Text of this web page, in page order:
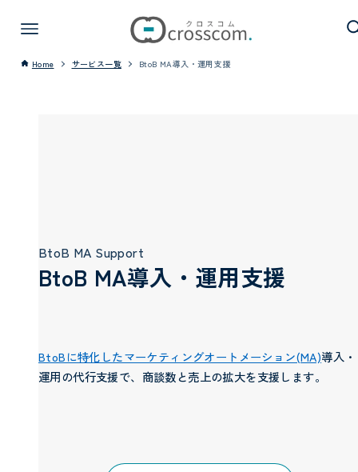
Home サービス一覧 BtoB MA導入・運用支援
BtoB MA Support
BtoB MA導入・運用支援
BtoBに特化したマーケティングオートメーション(MA)導入・
運用の代行支援で、商談数と売上の拡大を支援します。